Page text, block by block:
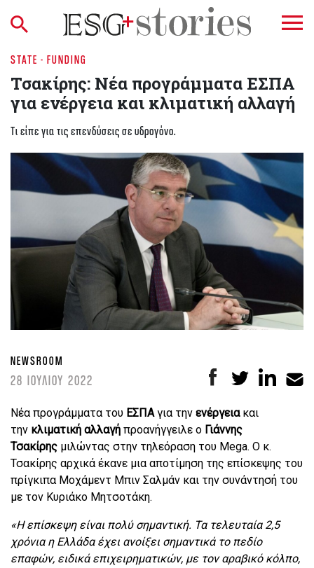
STATE - FUNDING
Τσακίρης: Νέα προγράμματα ΕΣΠΑ
για ενέργεια και κλιματική αλλαγή
Τι είπε για τις επενδύσεις σε υδρογόνο.
NEWSROOM
28 ΙΟΥΛΙΟΥ 2022
Nέα προγράμματα του ΕΣΠΑγια την ενέργειακαι
την κλιματική αλλαγή προανήγγειλε ο Γιάννης
Τσακίρης μιλώντας στην τηλεόραση του Mega. Ο κ.
Τσακίρης αρχικά έκανε μια αποτίμηση της επίσκεψης του
πρίγκιπα Μοχάμεντ Μπιν Σαλμάν και την συνάντησή του
με τον Κυριάκο Μητσοτάκη.
«Η επίσκεψη είναι πολύ σημαντική. Τα τελευταία 2,5
χρόνια η Ελλάδα έχει ανοίξει σημαντικά το πεδίο
επαφών, ειδικά επιχειρηματικών, με τον αραβικό κόλπο,